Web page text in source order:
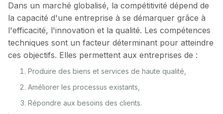
Dans un marché globalisé, la compétitivité dépend de
la capacité d'une entreprise à se démarquer grâce à
l'efficacité, l'innovation et la qualité. Les compétences
techniques sont un facteur déterminant pour atteindre
ces objectifs. Elles permettent aux entreprises de :
Produire des biens et services de haute qualité,
Améliorer les processus existants,
Répondre aux besoins des clients.